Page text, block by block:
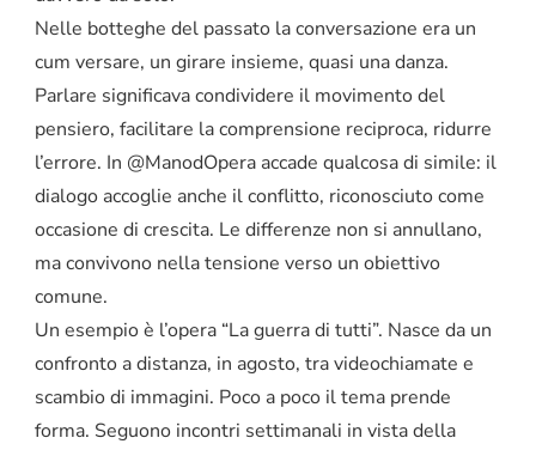
Nelle botteghe del passato la conversazione era un
cum versare, un girare insieme, quasi una danza.
Parlare significava condividere il movimento del
pensiero, facilitare la comprensione reciproca, ridurre
l’errore. In @ManodOpera accade qualcosa di simile: il
dialogo accoglie anche il conflitto, riconosciuto come
occasione di crescita. Le differenze non si annullano,
ma convivono nella tensione verso un obiettivo
comune.
Un esempio è l’opera “La guerra di tutti”. Nasce da un
confronto a distanza, in agosto, tra videochiamate e
scambio di immagini. Poco a poco il tema prende
forma. Seguono incontri settimanali in vista della